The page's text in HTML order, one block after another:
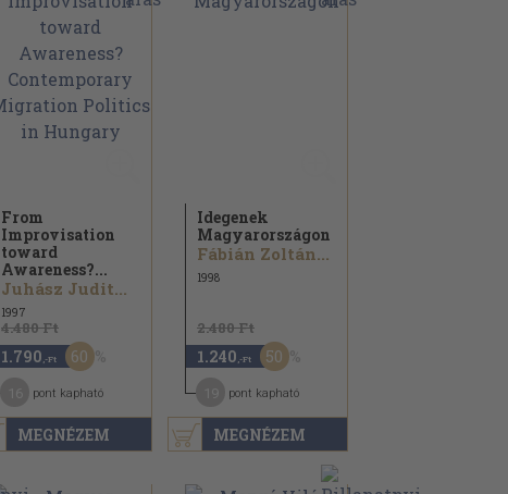
MEGNÉZEM
From
Improvisation
toward
Awareness?...
Juhász Judit...
1997
4.480 Ft
1.790 ,-Ft 60
pont kapható
MEGNÉZEM
Idegenek
Magyarországon
Fábián Zoltán...
1998
2.480 Ft
1.240 ,-Ft 50
pont kapható